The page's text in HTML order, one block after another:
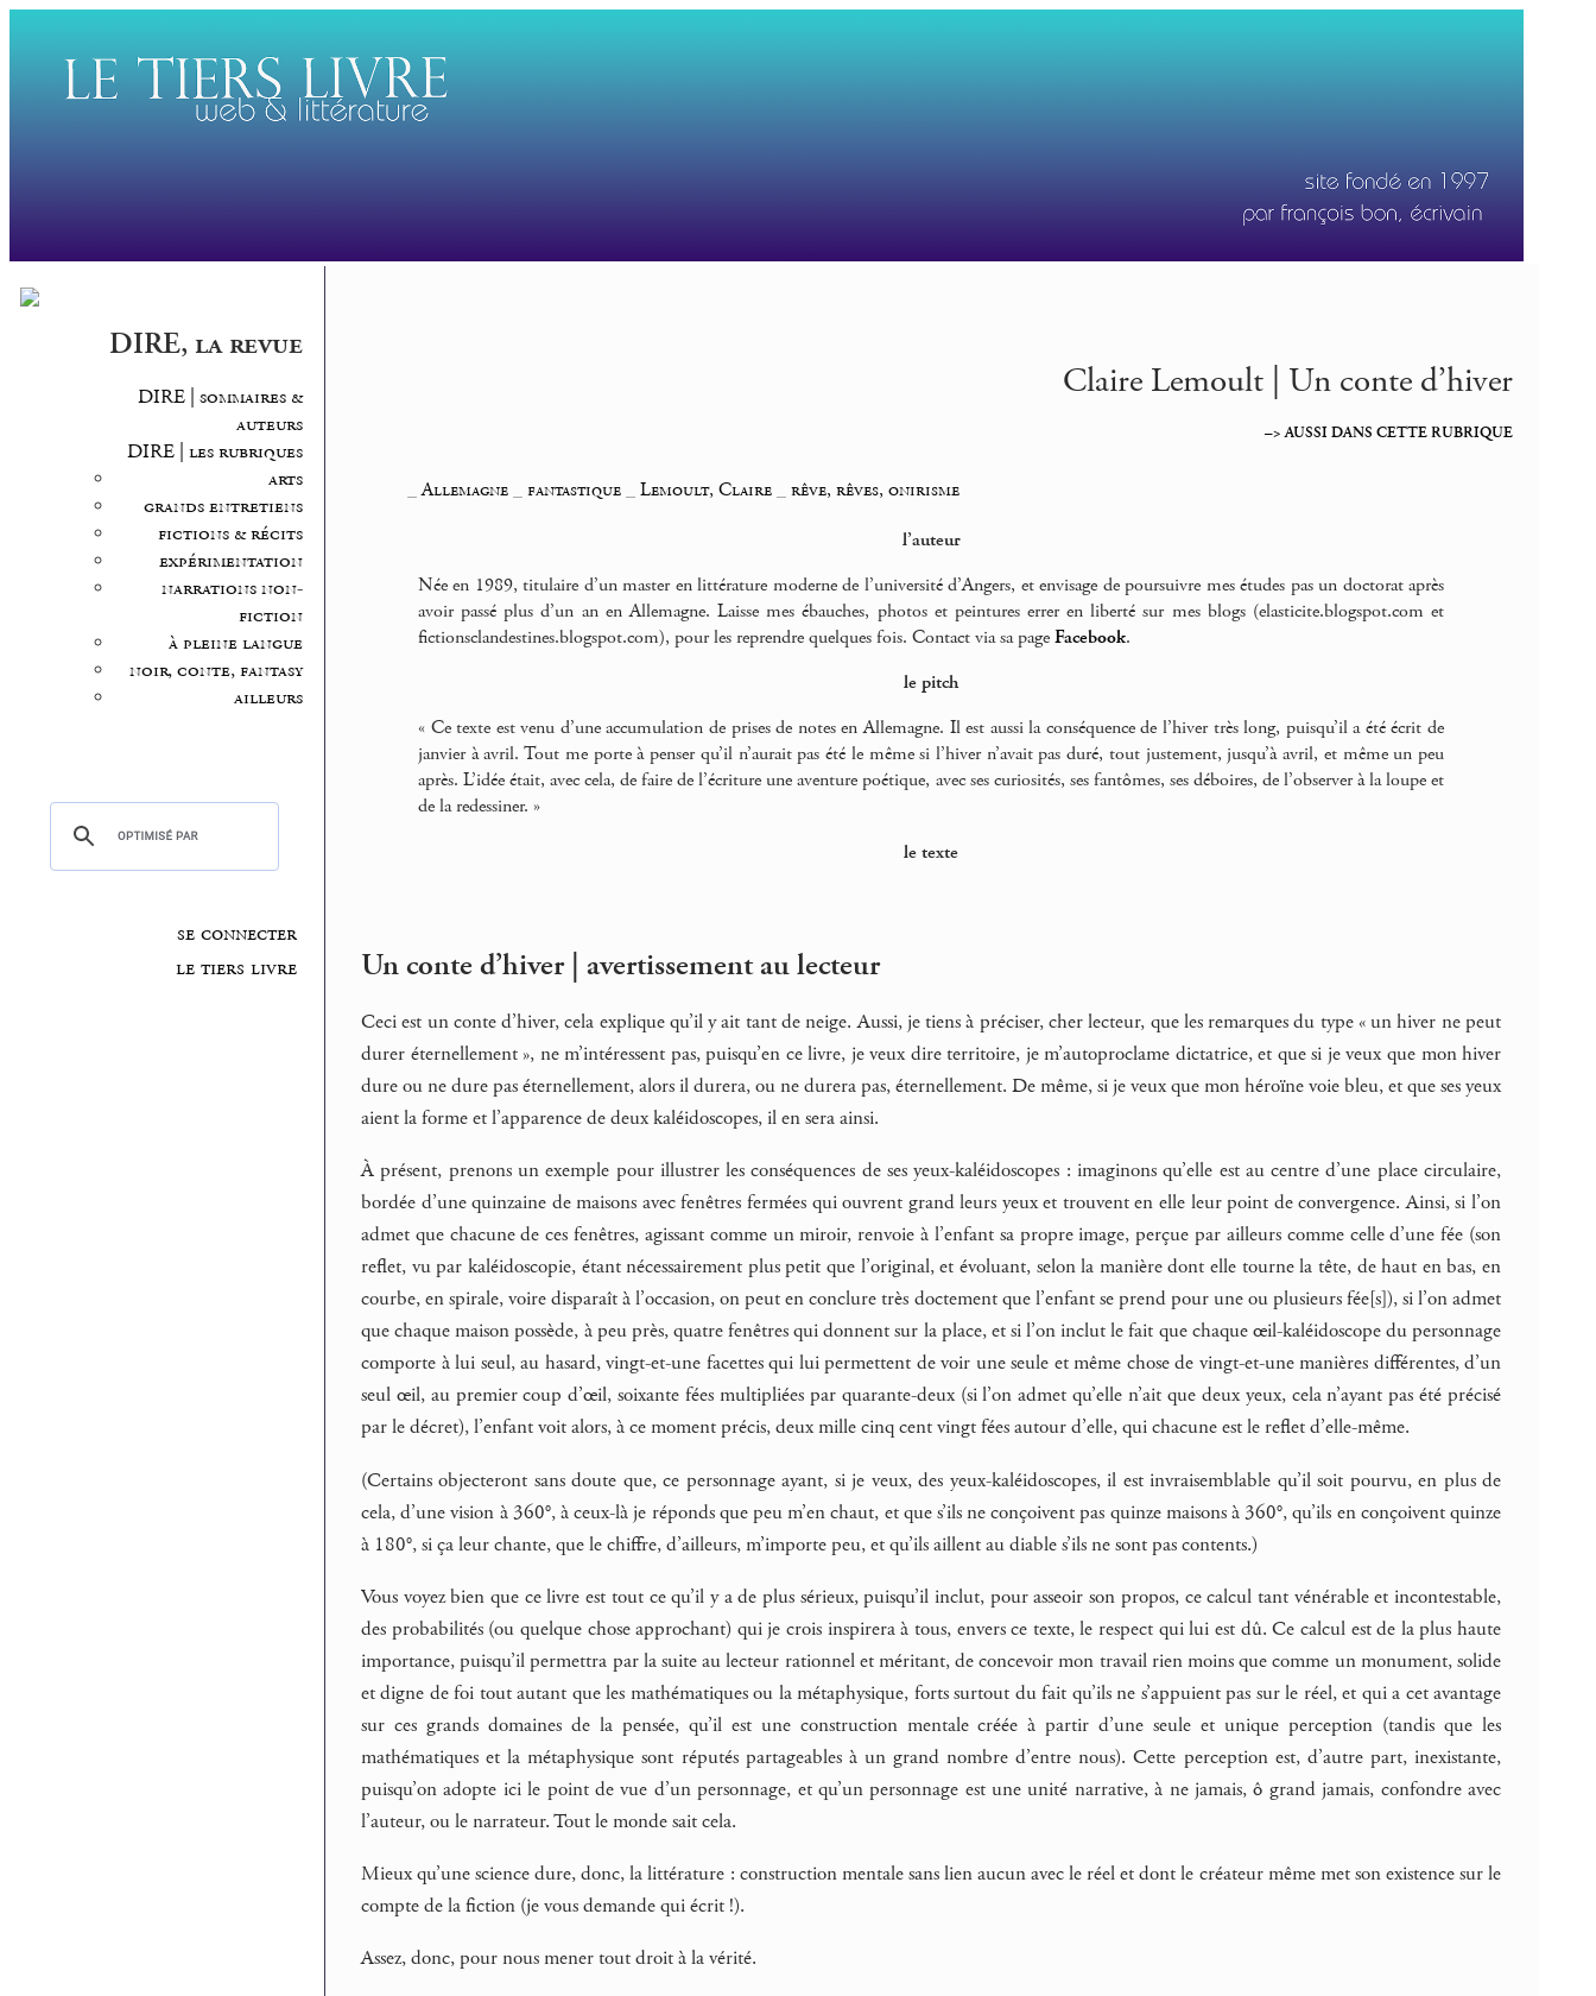
DIRE, la revue
DIRE | sommaires &
auteurs
DIRE | les rubriques
arts
grands entretiens
fictions & récits
expérimentation
narrations non-
fiction
à pleine langue
noir, conte, fantasy
ailleurs
se connecter
le tiers livre
Claire Lemoult | Un conte d’hiver
–> AUSSI DANS CETTE RUBRIQUE
_Allemagne _fantastique _Lemoult, Claire _rêve, rêves, onirisme
l’auteur
Née en 1989, titulaire d’un master en littérature moderne de l’université d’Angers, et envisage de poursuivre mes études pas un doctorat après
avoir passé plus d’un an en Allemagne. Laisse mes ébauches, photos et peintures errer en liberté sur mes blogs (elasticite.blogspot.com et
fictionsclandestines.blogspot.com), pour les reprendre quelques fois. Contact via sa pageFacebook.
le pitch
« Ce texte est venu d’une accumulation de prises de notes en Allemagne. Il est aussi la conséquence de l’hiver très long, puisqu’il a été écrit de
janvier à avril. Tout me porte à penser qu’il n’aurait pas été le même si l’hiver n’avait pas duré, tout justement, jusqu’à avril, et même un peu
après. L’idée était, avec cela, de faire de l’écriture une aventure poétique, avec ses curiosités, ses fantômes, ses déboires, de l’observer à la loupe et
de la redessiner. »
le texte
Un conte d’hiver | avertissement au lecteur
Ceci est un conte d’hiver, cela explique qu’il y ait tant de neige. Aussi, je tiens à préciser, cher lecteur, que les remarques du type « un hiver ne peut
durer éternellement », ne m’intéressent pas, puisqu’en ce livre, je veux dire territoire, je m’autoproclame dictatrice, et que si je veux que mon hiver
dure ou ne dure pas éternellement, alors il durera, ou ne durera pas, éternellement. De même, si je veux que mon héroïne voie bleu, et que ses yeux
aient la forme et l’apparence de deux kaléidoscopes, il en sera ainsi.
À présent, prenons un exemple pour illustrer les conséquences de ses yeux-kaléidoscopes : imaginons qu’elle est au centre d’une place circulaire,
bordée d’une quinzaine de maisons avec fenêtres fermées qui ouvrent grand leurs yeux et trouvent en elle leur point de convergence. Ainsi, si l’on
admet que chacune de ces fenêtres, agissant comme un miroir, renvoie à l’enfant sa propre image, perçue par ailleurs comme celle d’une fée (son
reflet, vu par kaléidoscopie, étant nécessairement plus petit que l’original, et évoluant, selon la manière dont elle tourne la tête, de haut en bas, en
courbe, en spirale, voire disparaît à l’occasion, on peut en conclure très doctement que l’enfant se prend pour une ou plusieurs fée[s]), si l’on admet
que chaque maison possède, à peu près, quatre fenêtres qui donnent sur la place, et si l’on inclut le fait que chaque œil-kaléidoscope du personnage
comporte à lui seul, au hasard, vingt-et-une facettes qui lui permettent de voir une seule et même chose de vingt-et-une manières différentes, d’un
seul œil, au premier coup d’œil, soixante fées multipliées par quarante-deux (si l’on admet qu’elle n’ait que deux yeux, cela n’ayant pas été précisé
par le décret), l’enfant voit alors, à ce moment précis, deux mille cinq cent vingt fées autour d’elle, qui chacune est le reflet d’elle-même.
(Certains objecteront sans doute que, ce personnage ayant, si je veux, des yeux-kaléidoscopes, il est invraisemblable qu’il soit pourvu, en plus de
cela, d’une vision à 360°, à ceux-là je réponds que peu m’en chaut, et que s’ils ne conçoivent pas quinze maisons à 360°, qu’ils en conçoivent quinze
à 180°, si ça leur chante, que le chiffre, d’ailleurs, m’importe peu, et qu’ils aillent au diable s’ils ne sont pas contents.)
Vous voyez bien que ce livre est tout ce qu’il y a de plus sérieux, puisqu’il inclut, pour asseoir son propos, ce calcul tant vénérable et incontestable,
des probabilités (ou quelque chose approchant) qui je crois inspirera à tous, envers ce texte, le respect qui lui est dû. Ce calcul est de la plus haute
importance, puisqu’il permettra par la suite au lecteur rationnel et méritant, de concevoir mon travail rien moins que comme un monument, solide
et digne de foi tout autant que les mathématiques ou la métaphysique, forts surtout du fait qu’ils ne s’appuient pas sur le réel, et qui a cet avantage
sur ces grands domaines de la pensée, qu’il est une construction mentale créée à partir d’une seule et unique perception (tandis que les
mathématiques et la métaphysique sont réputés partageables à un grand nombre d’entre nous). Cette perception est, d’autre part, inexistante,
puisqu’on adopte ici le point de vue d’un personnage, et qu’un personnage est une unité narrative, à ne jamais, ô grand jamais, confondre avec
l’auteur, ou le narrateur. Tout le monde sait cela.
Mieux qu’une science dure, donc, la littérature : construction mentale sans lien aucun avec le réel et dont le créateur même met son existence sur le
compte de la fiction (je vous demande qui écrit !).
Assez, donc, pour nous mener tout droit à la vérité.